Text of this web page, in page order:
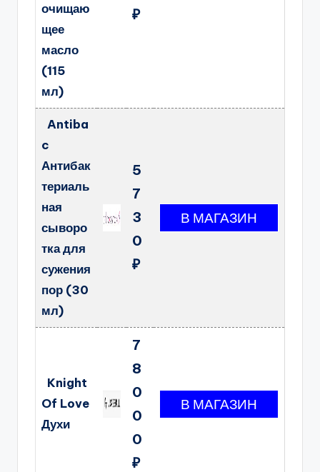
очищаю
щее
масло
(115
мл)
₽
Antiba
c
Антибак
териаль
ная
сыворо
тка для
сужения
пор (30
мл)
5
7
3
0
₽
Knight
Of Love
Духи
7
8
0
0
0
₽